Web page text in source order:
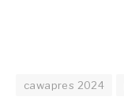
cawapres 2024